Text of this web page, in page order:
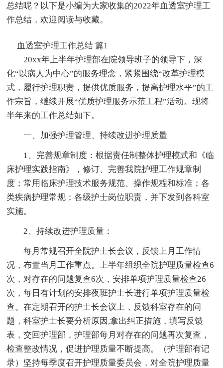
总结呢？以下是小编为大家收集的2022年血透室护理工
作总结，欢迎阅读与收藏。
血透室护理工作总结 篇1
20xx年上半年护理部在院领导班子的领导下，深
化“以病人为中心”的服务理念，紧紧围绕“改革护理模
式，履行护理职责，提供优质服务，提高护理水平”的工
作宗旨，继续开展“优质护理服务示范工程”活动。现将
半年来的工作总结如下。
一、加强护理管理、持续改进护理质量
1、完善规章制度：根据责任制整体护理模式和《临
床护理实践指南》，修订、完善我院护理工作规章制
度；常用临床护理技术服务规范、操作规程和标准；各
类疾病护理常规；各级护士岗位职责，并下发到各科室
实施。
2、持续改进护理质量：
每月常规召开全院护士长会议，反馈上月工作情
况，布置当月工作重点。上半年组织全院护理质量检查6
次，对存在的问题复查6次，安排单项护理质量检查26
次，每日有计划的安排夜班护士长进行单项护理质量检
查。在定期召开的护士长会议上，反馈科室存在的问
题，科室护士长要分析原因,拿出纠正措施，填写反馈
表，交回护理部，护理部每月对存在的问题再次复查，
检查整改情况，促进护理质量不断提高。（护理部有记
录）坚持每季度召开护理质量委员会，对全院护理质量